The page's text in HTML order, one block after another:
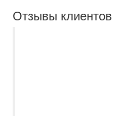
Отзывы клиентов